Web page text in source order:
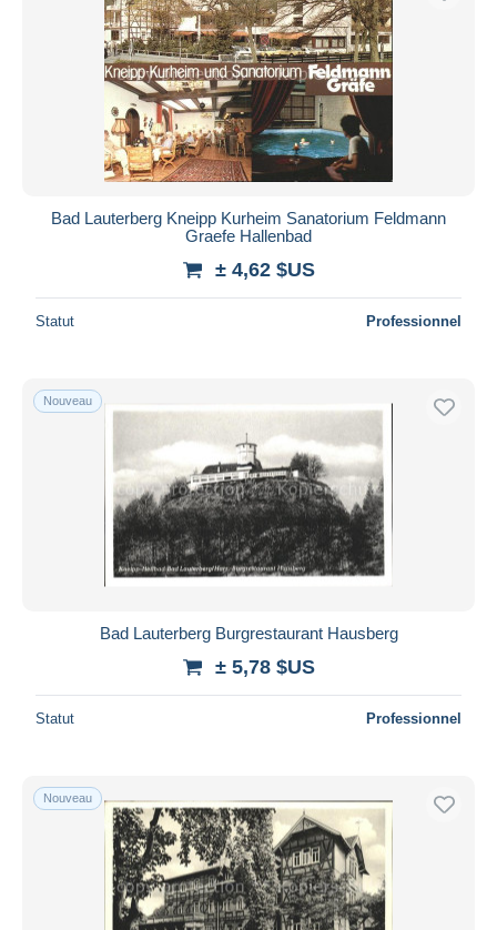
Bad Lauterberg Kneipp Kurheim Sanatorium Feldmann
Graefe Hallenbad
± 4,62 $US
Statut Professionnel
Nouveau
Bad Lauterberg Burgrestaurant Hausberg
± 5,78 $US
Statut Professionnel
Nouveau